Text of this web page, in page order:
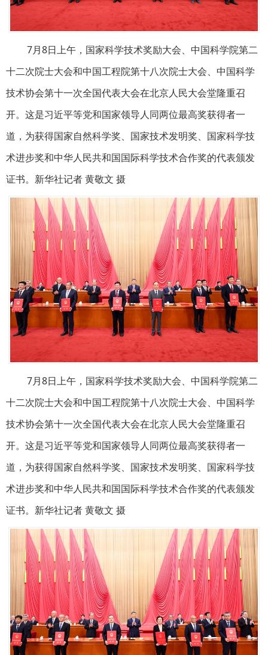
7月8日上午，国家科学技术奖励大会、中国科学院第二
十二次院士大会和中国工程院第十八次院士大会、中国科学
技术协会第十一次全国代表大会在北京人民大会堂隆重召
开。这是习近平等党和国家领导人同两位最高奖获得者一
道，为获得国家自然科学奖、国家技术发明奖、国家科学技
术进步奖和中华人民共和国国际科学技术合作奖的代表颁发
证书。新华社记者 黄敬文 摄
7月8日上午，国家科学技术奖励大会、中国科学院第二
十二次院士大会和中国工程院第十八次院士大会、中国科学
技术协会第十一次全国代表大会在北京人民大会堂隆重召
开。这是习近平等党和国家领导人同两位最高奖获得者一
道，为获得国家自然科学奖、国家技术发明奖、国家科学技
术进步奖和中华人民共和国国际科学技术合作奖的代表颁发
证书。新华社记者 黄敬文 摄